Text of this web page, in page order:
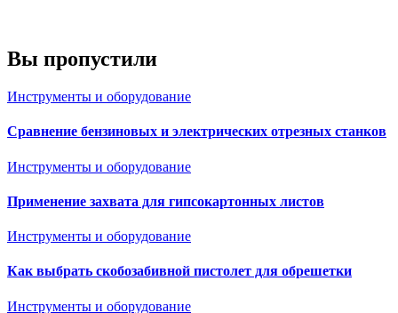
Вы пропустили
Инструменты и оборудование
Сравнение бензиновых и электрических отрезных станков
Инструменты и оборудование
Применение захвата для гипсокартонных листов
Инструменты и оборудование
Как выбрать скобозабивной пистолет для обрешетки
Инструменты и оборудование